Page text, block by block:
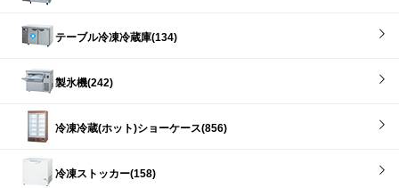
テーブル冷凍冷蔵庫(134)
製氷機(242)
冷凍冷蔵(ホット)ショーケース(856)
冷凍ストッカー(158)